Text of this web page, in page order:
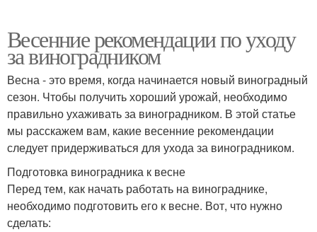
Весенние рекомендации по уходу
за виноградником
Весна - это время, когда начинается новый виноградный
сезон. Чтобы получить хороший урожай, необходимо
правильно ухаживать за виноградником. В этой статье
мы расскажем вам, какие весенние рекомендации
следует придерживаться для ухода за виноградником.
Подготовка виноградника к весне
Перед тем, как начать работать на винограднике,
необходимо подготовить его к весне. Вот, что нужно
сделать: